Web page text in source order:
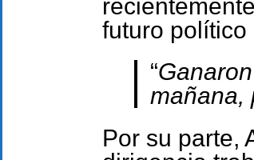
futuro político
“
mañana,
Por su parte,